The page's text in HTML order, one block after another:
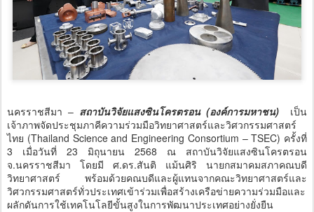
นครราชสีมา – สถาบันวิจัยแสงซินโครตรอน (องค์การมหาชน)
เป็น
เจ้าภาพจัดประชุมภาคีความร่วมมือวิทยาศาสตร์และวิศวกรรมศาสตร์
ไทย (Thailand Science and Engineering Consortium – TSEC) ครั้งที่
3 เมื่อวันที่ 23 มิถุนายน 2568 ณ สถาบันวิจัยแสงซินโครตรอน
จ.นครราชสีมา โดยมี ศ.ดร.สันติ แม้นศิริ นายกสมาคมสภาคณบดี
วิทยาศาสตร์ พร้อมด้วยคณบดีและผู้แทนจากคณะวิทยาศาสตร์และ
วิศวกรรมศาสตร์ทั่วประเทศเข้าร่วมเพื่อสร้างเครือข่ายความร่วมมือและ
ผลักดันการใช้เทคโนโลยีขั้นสูงในการพัฒนาประเทศอย่างยั่งยืน